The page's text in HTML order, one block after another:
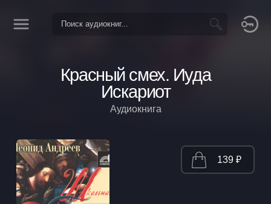
Красный смех. Иуда
Искариот
Аудиокнига
139 ₽